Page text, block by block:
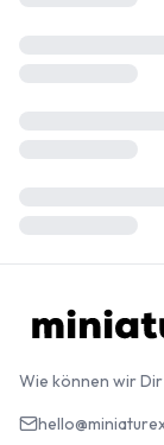
Wie können wir